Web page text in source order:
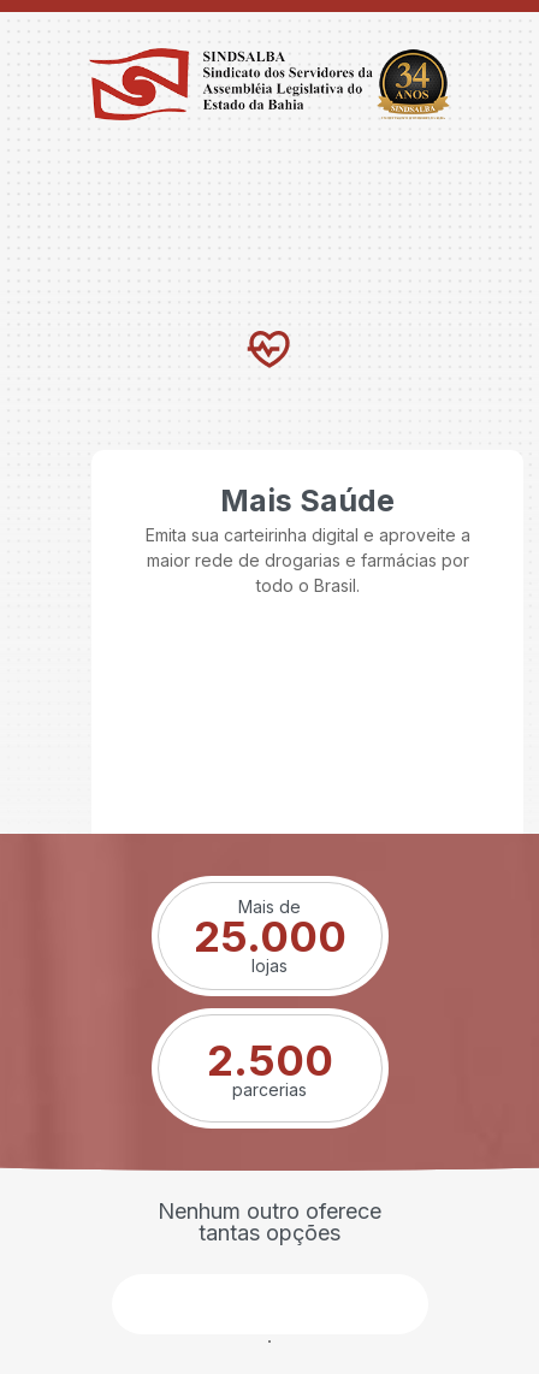
Mais Saúde
Emita sua carteirinha digital e aproveite a
maior rede de drogarias e farmácias por
todo o Brasil.
Mais de
25.000
lojas
2.500
parcerias
Nenhum outro oferece
tantas opções